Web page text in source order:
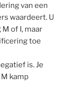
van een
waardeert. U
of I, maar
toe
is. Je
kamp